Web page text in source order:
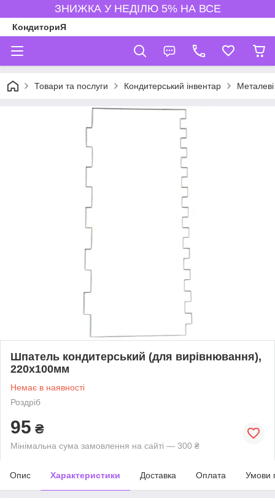
ЗНИЖКА У НЕДІЛЮ 5% НА ВСЕ
КондиториЯ
Товари та послуги Кондитерський інвентар
Шпатель кондитерський (для вирівнювання),
220х100мм
Немає в наявності
Роздріб
95 ₴
Мінімальна сума замовлення на сайті — 300 ₴
Опис Характеристики Доставка Оплата Умови